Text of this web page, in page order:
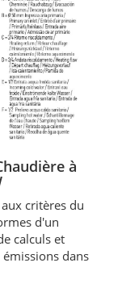
à
critères du
d'un
calculs et
dans